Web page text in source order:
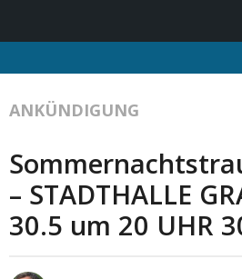
ANKÜNDIGUNG
– STADTHALLE
30.5 um 20 UHR